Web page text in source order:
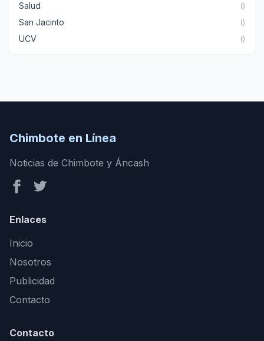
Salud ()
San Jacinto ()
UCV ()
Chimbote en Línea
Noticias de Chimbote y Áncash
Enlaces
Inicio
Nosotros
Publicidad
Contacto
Contacto